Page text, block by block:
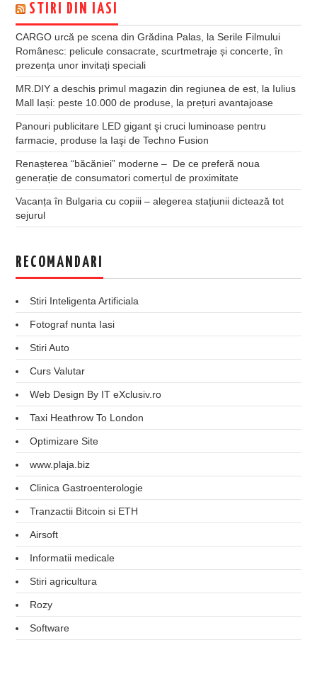
STIRI DIN IASI
CARGO urcă pe scena din Grădina Palas, la Serile Filmului
Românesc: pelicule consacrate, scurtmetraje și concerte, în
prezența unor invitați speciali
MR.DIY a deschis primul magazin din regiunea de est, la Iulius
Mall Iași: peste 10.000 de produse, la prețuri avantajoase
Panouri publicitare LED gigant şi cruci luminoase pentru
farmacie, produse la Iaşi de Techno Fusion
Renașterea “băcăniei” moderne – De ce preferă noua
generație de consumatori comerțul de proximitate
Vacanța în Bulgaria cu copiii – alegerea stațiunii dictează tot
sejurul
RECOMANDARI
Stiri Inteligenta Artificiala
Fotograf nunta Iasi
Stiri Auto
Curs Valutar
Web Design By IT eXclusiv.ro
Taxi Heathrow To London
Optimizare Site
www.plaja.biz
Clinica Gastroenterologie
Tranzactii Bitcoin si ETH
Airsoft
Informatii medicale
Stiri agricultura
Rozy
Software